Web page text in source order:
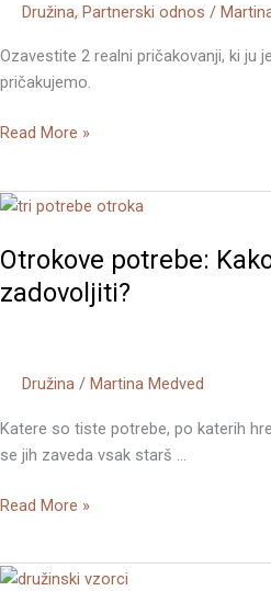
Družina, Partnerski odnos /
Ozavestite 2 realni pričakovanji, ki ju
pričakujemo.
otroka
Read More »
Otrokove potrebe:
zadovoljiti?
Družina / Martina Medved
Katere so tiste potrebe, po katerih
se jih zaveda vsak starš …
Otrokove
Kako
jih
Read More »
Kako